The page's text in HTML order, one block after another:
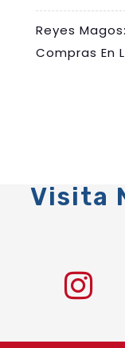
Reyes
Compras En
Visita